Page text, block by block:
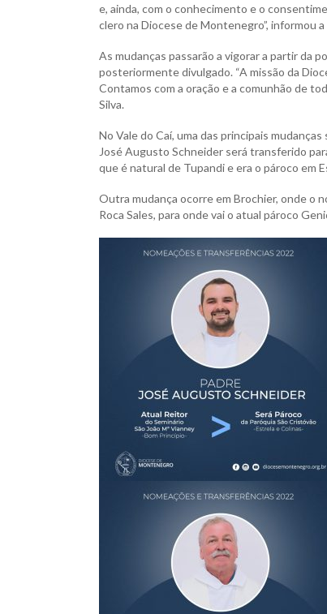
e, ainda, com o conhecimento e o
clero na Diocese de Montenegro”, informou a
As mudanças passarão a vigorar a partir da
posteriormente divulgado. “A missão da
Contamos com a oração e a comunhão de
Silva.
No Vale do Caí, uma das principais
José Augusto Schneider será transferido
que é natural de Tupandi e era o pároco em
Outra mudança ocorre em Brochier, onde o
Roca Sales, para onde vai o atual pároco